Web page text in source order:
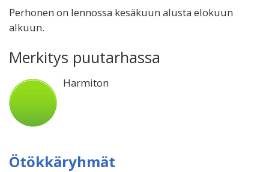
Perhonen on lennossa kesäkuun alusta elokuun
alkuun.
Merkitys puutarhassa
Harmiton
Ötökkäryhmät